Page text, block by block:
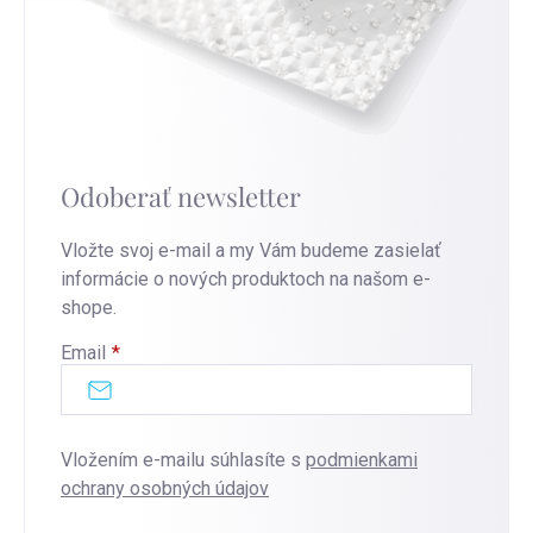
Odoberať newsletter
Vložte svoj e-mail a my Vám budeme zasielať
informácie o nových produktoch na našom e-
shope.
Email
Vložením e-mailu súhlasíte s podmienkami
ochrany osobných údajov